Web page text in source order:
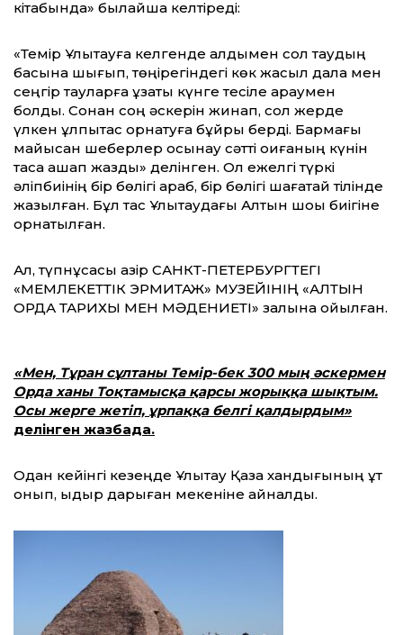
кітабында» былайша келтіреді:
«Темір Ұлытауға келгенде алдымен сол таудың
басына шығып, төңірегіндегі көк жасыл дала мен
сеңгір тауларға ұзақты күнге тесіле қараумен
болды. Сонан соң әскерін жинап, сол жерде
үлкен құлпытас орнатуға бұйрық берді. Бармағы
майысқан шеберлер осынау сәтті оқиғаның күнін
тасқа қашап жазды» делінген. Ол ежелгі түркі
әліпбиінің бір бөлігі араб, бір бөлігі шағатай тілінде
жазылған. Бұл тас Ұлытаудағы Алтын шоқы биігіне
орнатылған.
Ал, түпнұсқасы қазір САНКТ-ПЕТЕРБУРГТЕГІ
«МЕМЛЕКЕТТІК ЭРМИТАЖ» МУЗЕЙІНІҢ «АЛТЫН
ОРДА ТАРИХЫ МЕН МӘДЕНИЕТІ» залына қойылған.
«Мен, Тұран сұлтаны Темір-бек 300 мың әскермен
Орда ханы Тоқтамысқа қарсы жорыққа шықтым.
Осы жерге жетіп, ұрпаққа белгі қалдырдым»
делінген жазбада.
Одан кейінгі кезеңде Ұлытау Қазақ хандығының құт
қонып, қыдыр дарыған мекеніне айналды.